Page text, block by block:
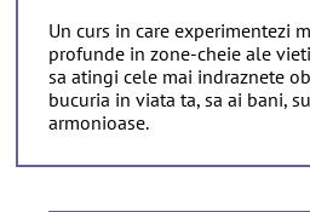
Un curs in care experimentezi
profunde in zone-cheie ale
sa atingi cele mai indraznete
bucuria in viata ta, sa ai bani,
armonioase.